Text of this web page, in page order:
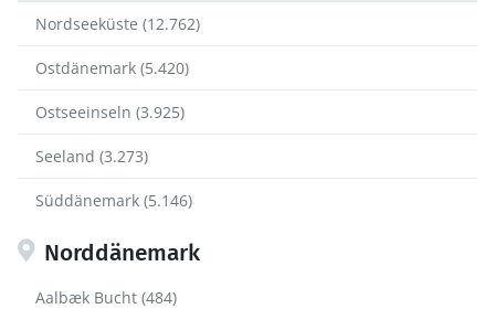
Nordseeküste (12.762)
Ostdänemark (5.420)
Ostseeinseln (3.925)
Seeland (3.273)
Süddänemark (5.146)
Norddänemark
Aalbæk Bucht (484)